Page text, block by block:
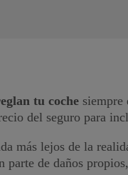
tu coche siempre
del seguro para
más lejos de la
de daños